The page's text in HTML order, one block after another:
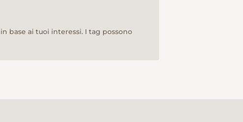
base ai tuoi interessi. I tag possono